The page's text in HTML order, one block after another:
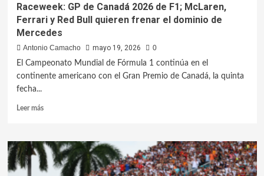
Raceweek: GP de Canadá 2026 de F1; McLaren,
Ferrari y Red Bull quieren frenar el dominio de
Mercedes
Antonio Camacho mayo 19, 2026
0
El Campeonato Mundial de Fórmula 1 continúa en el
continente americano con el Gran Premio de Canadá, la quinta
fecha...
Leer más